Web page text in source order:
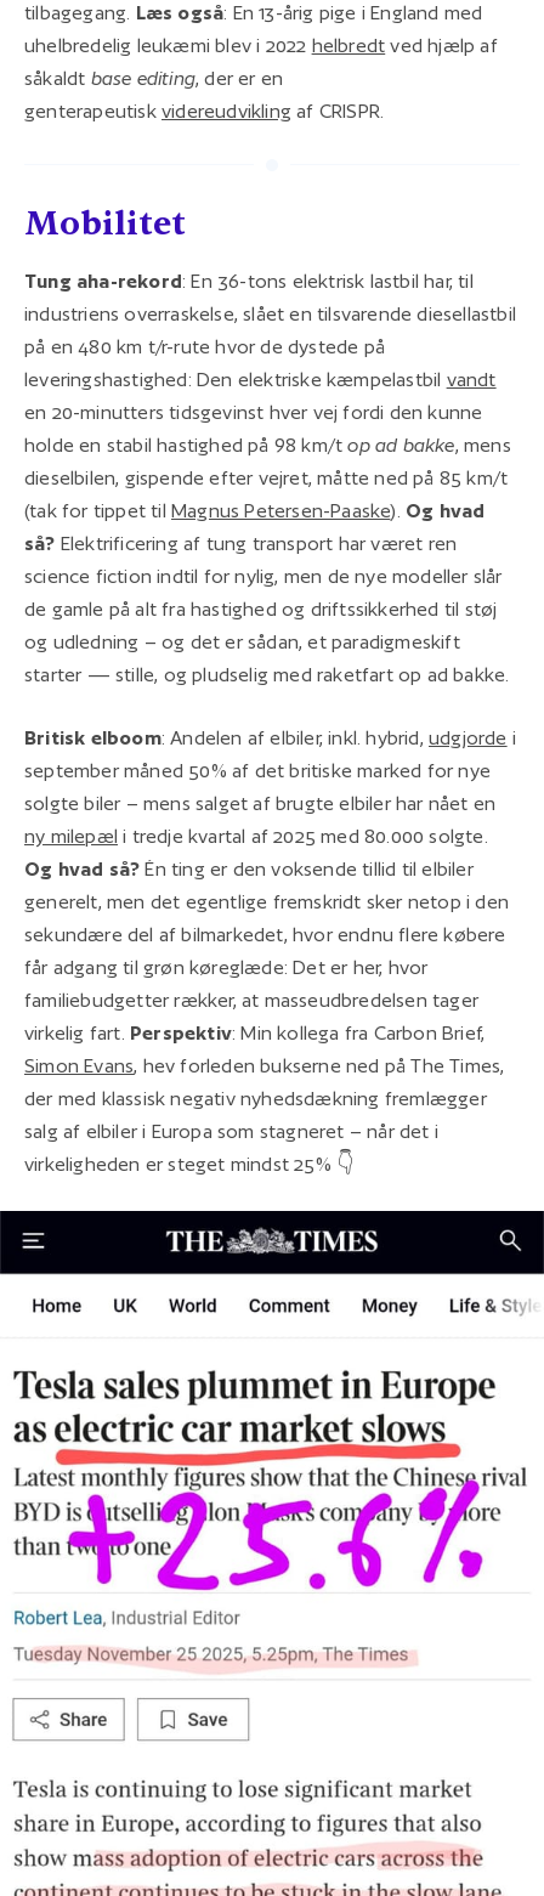
tilbagegang. Læs også: En 13-årig pige i England med
uhelbredelig leukæmi blev i 2022 helbredt ved hjælp af
såkaldt base editing, der er en
genterapeutisk videreudvikling af CRISPR.
Mobilitet
Tung aha-rekord: En 36-tons elektrisk lastbil har, til
industriens overraskelse, slået en tilsvarende diesellastbil
på en 480 km t/r-rute hvor de dystede på
leveringshastighed: Den elektriske kæmpelastbil vandt
en 20-minutters tidsgevinst hver vej fordi den kunne
holde en stabil hastighed på 98 km/top ad bakke, mens
dieselbilen, gispende efter vejret, måtte ned på 85 km/t
(tak for tippet til Magnus Petersen-Paaske). Og hvad
så? Elektrificering af tung transport har været ren
science fiction indtil for nylig, men de nye modeller slår
de gamle på alt fra hastighed og driftssikkerhed til støj
og udledning – og det er sådan, et paradigmeskift
starter — stille, og pludselig med raketfart op ad bakke.
Britisk elboom: Andelen af elbiler, inkl. hybrid,udgjorde i
september måned 50% af det britiske marked for nye
solgte biler – mens salget af brugte elbiler har nået en
ny milepæl i tredje kvartal af 2025 med 80.000 solgte.
Og hvad så?Én ting er den voksende tillid til elbiler
generelt, men det egentlige fremskridt sker netop i den
sekundære del af bilmarkedet, hvor endnu flere købere
får adgang til grøn køreglæde: Det er her, hvor
familiebudgetter rækker, at masseudbredelsen tager
virkelig fart. Perspektiv: Min kollega fra Carbon Brief,
Simon Evans, hev forleden bukserne ned på The Times,
der med klassisk negativ nyhedsdækning fremlægger
salg af elbiler i Europa som stagneret – når det i
virkeligheden er steget mindst 25% 👇